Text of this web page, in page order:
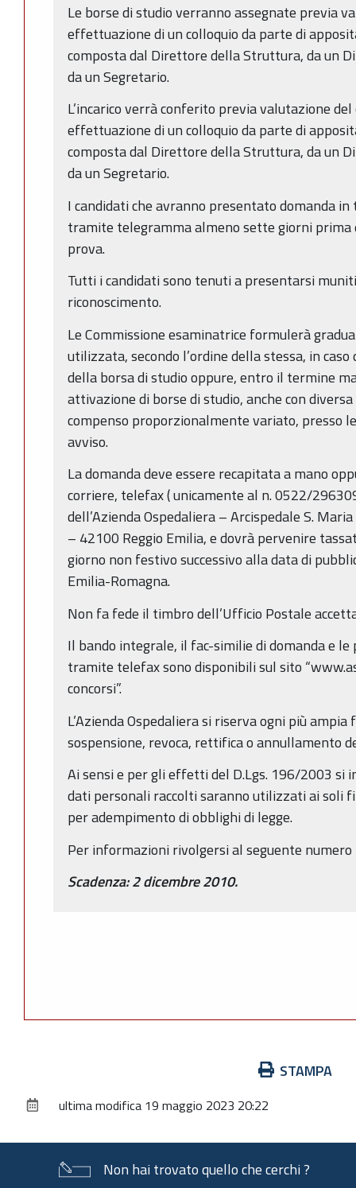
Le borse di studio verranno assegnate previa
effettuazione di un colloquio da parte di
composta dal Direttore della Struttura, da un
da un Segretario.
L’incarico verrà conferito previa valutazione
effettuazione di un colloquio da parte di
composta dal Direttore della Struttura, da un
da un Segretario.
I candidati che avranno presentato domanda
tramite telegramma almeno sette giorni
prova.
Tutti i candidati sono tenuti a presentarsi
riconoscimento.
Le Commissione esaminatrice formulerà
utilizzata, secondo l’ordine della stessa, in
della borsa di studio oppure, entro il termine
attivazione di borse di studio, anche con
compenso proporzionalmente variato, presso
avviso.
La domanda deve essere recapitata a mano
corriere, telefax ( unicamente al n. 0522/
dell’Azienda Ospedaliera – Arcispedale S.
– 42100 Reggio Emilia, e dovrà pervenire
giorno non festivo successivo alla data di
Emilia-Romagna.
Non fa fede il timbro dell’Ufficio Postale
Il bando integrale, il fac-similie di domanda e
tramite telefax sono disponibili sul sito
concorsi”.
L’Azienda Ospedaliera si riserva ogni più
sospensione, revoca, rettifica o annullamento
Ai sensi e per gli effetti del D.Lgs. 196/2003 si
dati personali raccolti saranno utilizzati ai soli
per adempimento di obblighi di legge.
Per informazioni rivolgersi al seguente
Scadenza: 2 dicembre 2010.
documento
STAMPA
ultima modifica 19 maggio 2023 20:22
Non hai trovato quello che cerchi ?